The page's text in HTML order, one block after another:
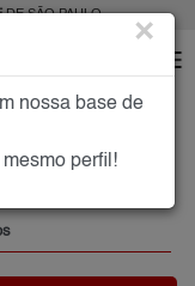
DE SÃO PAULO
Leste de São Paulo
×
nossa base de
perfil!